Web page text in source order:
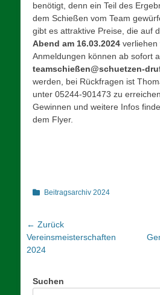
benötigt, denn ein Teil des
dem Schießen vom Team
gibt es attraktive Preise, die auf
Abend am 16.03.2024 verliehen
Anmeldungen können ab sofort
teamschießen@schuetzen-
werden, bei Rückfragen ist
unter 05244-901473 zu
Gewinnen und weitere Infos
dem Flyer.
Kategorien
Beitragsarchiv 2024
Beitrags-
Navigation
← Zurück
Vorheriger
Beitrag:
Vereinsmeisterschaften
2024
Suchen